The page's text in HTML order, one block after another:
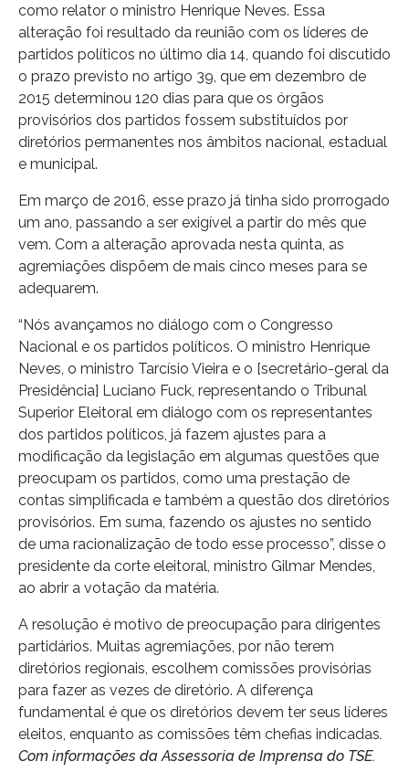
como relator o ministro Henrique Neves. Essa
alteração foi resultado da reunião com os líderes de
partidos políticos no último dia 14, quando foi discutido
o prazo previsto no artigo 39, que em dezembro de
2015 determinou 120 dias para que os órgãos
provisórios dos partidos fossem substituídos por
diretórios permanentes nos âmbitos nacional, estadual
e municipal.
Em março de 2016, esse prazo já tinha sido prorrogado
um ano, passando a ser exigível a partir do mês que
vem. Com a alteração aprovada nesta quinta, as
agremiações dispõem de mais cinco meses para se
adequarem.
“Nós avançamos no diálogo com o Congresso
Nacional e os partidos políticos. O ministro Henrique
Neves, o ministro Tarcísio Vieira e o [secretário-geral da
Presidência] Luciano Fuck, representando o Tribunal
Superior Eleitoral em diálogo com os representantes
dos partidos políticos, já fazem ajustes para a
modificação da legislação em algumas questões que
preocupam os partidos, como uma prestação de
contas simplificada e também a questão dos diretórios
provisórios. Em suma, fazendo os ajustes no sentido
de uma racionalização de todo esse processo”, disse o
presidente da corte eleitoral, ministro Gilmar Mendes,
ao abrir a votação da matéria.
A resolução é motivo de preocupação para dirigentes
partidários. Muitas agremiações, por não terem
diretórios regionais, escolhem comissões provisórias
para fazer as vezes de diretório. A diferença
fundamental é que os diretórios devem ter seus líderes
eleitos, enquanto as comissões têm chefias indicadas.
Com informações da Assessoria de Imprensa do TSE.